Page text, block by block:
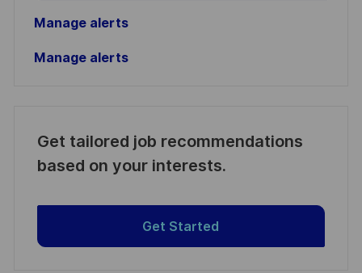
Manage alerts
Manage alerts
Get tailored job recommendations
based on your interests.
Get Started